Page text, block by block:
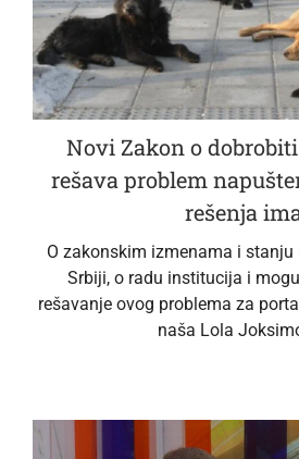
Novi Zakon o
rešava problem
rešenja
O zakonskim izmenama i
Srbiji, o radu institucija i
rešavanje ovog problema za
naša Lola